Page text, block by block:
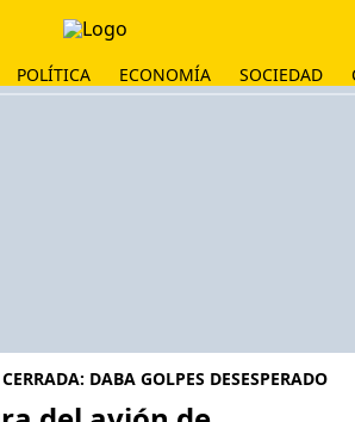
POLÍTICA ECONOMÍA SOCIEDAD
DABA GOLPES DESESPERADO